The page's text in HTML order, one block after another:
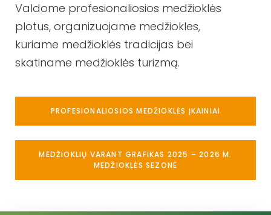
Valdome profesionaliosios medžioklės
plotus, organizuojame medžiokles,
kuriame medžioklės tradicijas bei
skatiname medžioklės turizmą.
PROFESIONALIOSIOS MEDŽIOKLĖS ĮKAINIAI
MEDŽIOKLIŲ VARANT GRAFIKAS 2025 – 2026 M.
MEDŽIOKLĖS SEZONE